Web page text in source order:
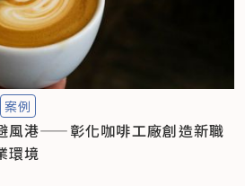
案例
風港——彰化咖啡工廠創造新職
環境